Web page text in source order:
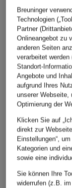
OH APRIL
Top ANELE
59,99 €
Breuninger
Technologien
Partner
Onlineangebot zu
anderen Seiten
verarbeitet
Standort-
Angebote und
aufgrund Ihres
unserer Webseite,
Optimierung der
Klicken Sie auf
direkt zur
Einstellungen“,
Kategorien und
sowie eine
Sie können Ihre
widerrufen (z.B.